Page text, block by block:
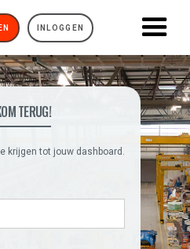
INLOGGEN
TERUG!
krijgen tot jouw dashboard.